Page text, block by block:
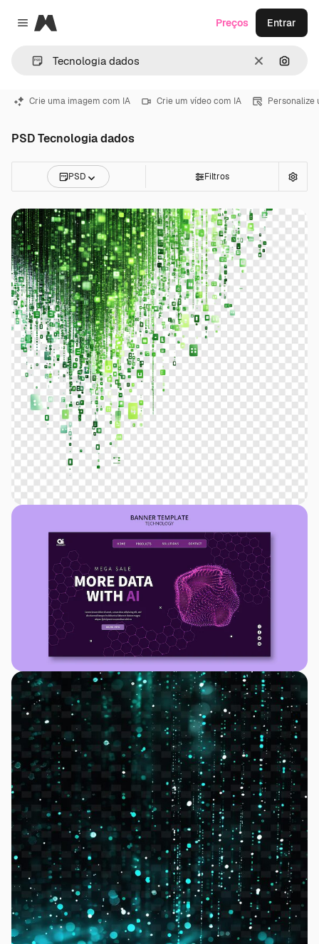
Close menu
Magnific
Limpar
Preços Entrar
Crie uma imagem com IA Crie um vídeo com IA Personalize
PSD Tecnologia dados
PSD Filtros